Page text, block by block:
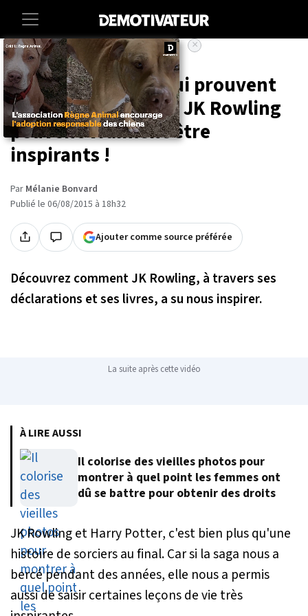
Accueil Culture
Voici 18 citations qui prouvent
que Harry Potter et JK Rowling
peuvent vraiment être
inspirants !
Par Mélanie Bonvard
Publié le 06/08/2015 à 18h32
Ajouter comme source préférée
Découvrez comment JK Rowling, à travers ses
déclarations et ses livres, a su nous inspirer.
La suite après cette vidéo
×
À LIRE AUSSI
Il colorise des vieilles photos pour
montrer à quel point les femmes ont
dû se battre pour obtenir des droits
JK Rowling et Harry Potter, c'est bien plus qu'une
histoire de sorciers au final. Car si la saga nous a
bercé pendant des années, elle nous a permis
aussi de saisir certaines leçons de vie très